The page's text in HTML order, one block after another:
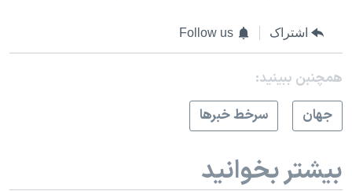
اشتراک Follow us
همچنبن ببینید:
جهان
سرخط خبرها
بیشتر بخوانید